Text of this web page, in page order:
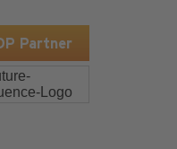
Partner